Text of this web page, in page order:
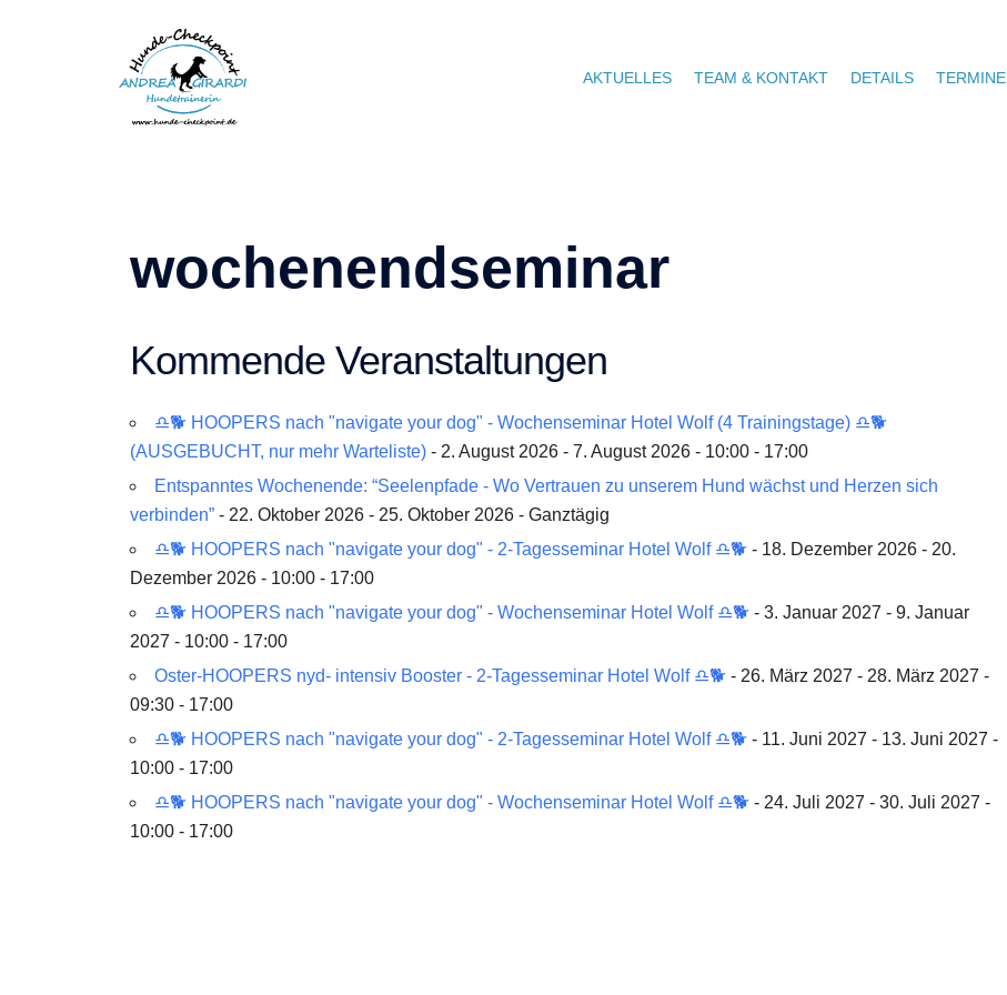
AKTUELLES TEAM & KONTAKT DETAILS TERMINE
wochenendseminar
Kommende Veranstaltungen
♎🐕 HOOPERS nach "navigate your dog" - Wochenseminar Hotel Wolf (4 Trainingstage) ♎🐕
(AUSGEBUCHT, nur mehr Warteliste) - 2. August 2026 - 7. August 2026 - 10:00 - 17:00
Entspanntes Wochenende: “Seelenpfade - Wo Vertrauen zu unserem Hund wächst und Herzen sich
verbinden” - 22. Oktober 2026 - 25. Oktober 2026 - Ganztägig
♎🐕 HOOPERS nach "navigate your dog" - 2-Tagesseminar Hotel Wolf ♎🐕 - 18. Dezember 2026 - 20.
Dezember 2026 - 10:00 - 17:00
♎🐕 HOOPERS nach "navigate your dog" - Wochenseminar Hotel Wolf ♎🐕 - 3. Januar 2027 - 9. Januar
2027 - 10:00 - 17:00
Oster-HOOPERS nyd- intensiv Booster - 2-Tagesseminar Hotel Wolf ♎🐕 - 26. März 2027 - 28. März 2027 -
09:30 - 17:00
♎🐕 HOOPERS nach "navigate your dog" - 2-Tagesseminar Hotel Wolf ♎🐕 - 11. Juni 2027 - 13. Juni 2027 -
10:00 - 17:00
♎🐕 HOOPERS nach "navigate your dog" - Wochenseminar Hotel Wolf ♎🐕 - 24. Juli 2027 - 30. Juli 2027 -
10:00 - 17:00